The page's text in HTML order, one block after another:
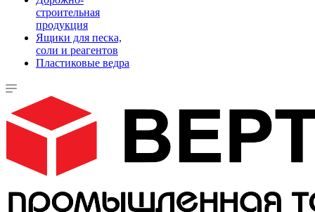
строительная
продукция
Ящики для песка,
соли и реагентов
Пластиковые ведра